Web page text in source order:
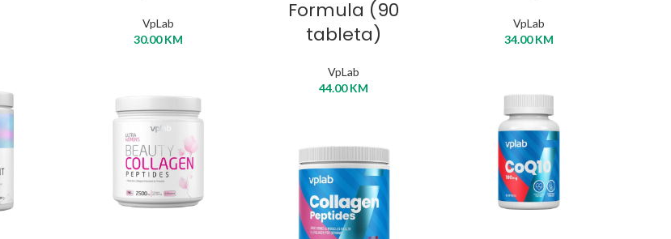
VpLab
30.00KM
Formula (90
tableta)
VpLab
44.00KM
VpLab
34.00KM